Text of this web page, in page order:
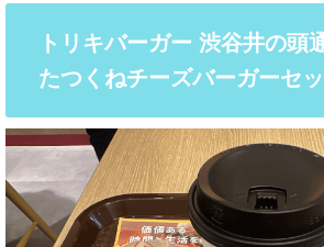
トリキバーガー 渋谷井の頭
たつくねチーズバーガーセ